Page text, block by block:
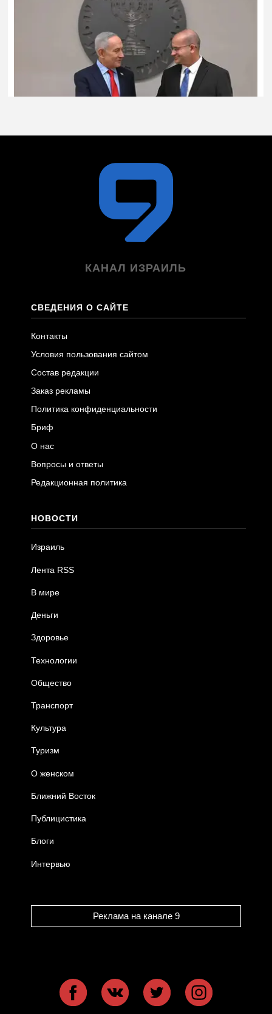
КАНАЛ ИЗРАИЛЬ
СВЕДЕНИЯ О САЙТЕ
Контакты
Условия пользования сайтом
Состав редакции
Заказ рекламы
Политика конфиденциальности
Бриф
О нас
Вопросы и ответы
Редакционная политика
НОВОСТИ
Израиль
Лента RSS
В мире
Деньги
Здоровье
Технологии
Общество
Транспорт
Культура
Туризм
О женском
Ближний Восток
Публицистика
Блоги
Интервью
Реклама на канале 9